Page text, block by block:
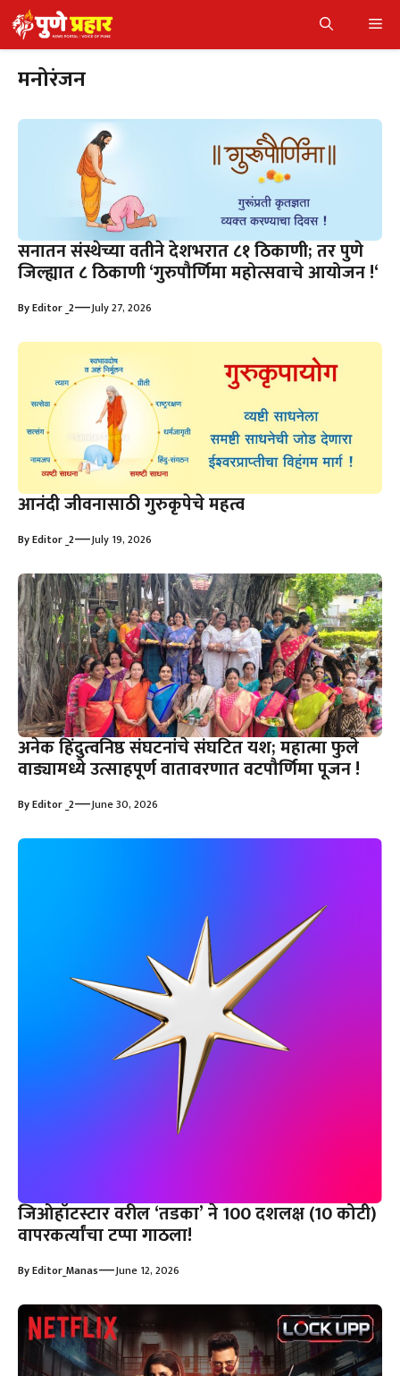
Skip
to
content
मनोरंजन
सनातन संस्थेच्या वतीने देशभरात ८१ ठिकाणी; तर पुणे
जिल्ह्यात ८ ठिकाणी ‘गुरुपौर्णिमा महोत्सवाचे आयोजन !‘
ByEditor _2—July 27, 2026
आनंदी जीवनासाठी गुरुकृपेचे महत्व
ByEditor _2—July 19, 2026
अनेक हिंदुत्वनिष्ठ संघटनांचे संघटित यश; महात्मा फुले
वाड्यामध्ये उत्साहपूर्ण वातावरणात वटपौर्णिमा पूजन !
ByEditor _2—June 30, 2026
जिओहॉटस्टार वरील ‘तडका’ ने 100 दशलक्ष (10 कोटी)
वापरकर्त्यांचा टप्पा गाठला!
ByEditor_Manas—June 12, 2026